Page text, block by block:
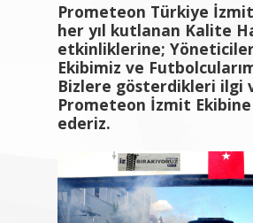
Prometeon Türkiye
her yıl kutlanan Kalite
etkinliklerine;
Ekibimiz ve
Bizlere gösterdikleri ilgi
Prometeon İzmit
ederiz.